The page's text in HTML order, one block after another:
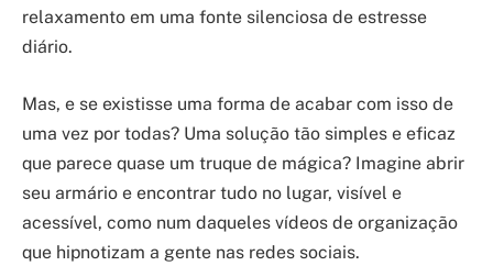
relaxamento em uma fonte silenciosa de estresse
diário.
Mas, e se existisse uma forma de acabar com isso de
uma vez por todas? Uma solução tão simples e eficaz
que parece quase um truque de mágica? Imagine abrir
seu armário e encontrar tudo no lugar, visível e
acessível, como num daqueles vídeos de organização
que hipnotizam a gente nas redes sociais.